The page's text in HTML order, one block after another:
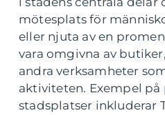
mötesplats för
eller njuta av en
vara omgivna av
andra verksamheter
aktiviteten. Exempel på
stadsplatser inkluderar